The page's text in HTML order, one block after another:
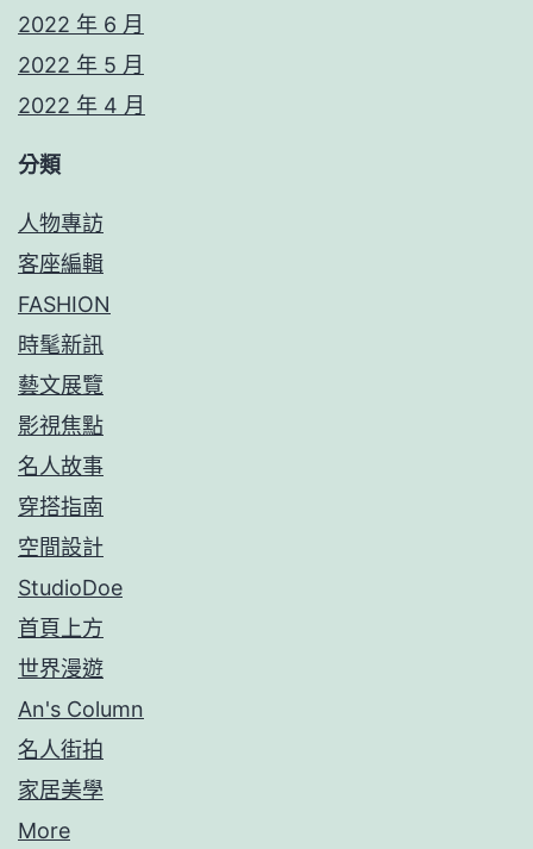
2022 年 6 月
2022 年 5 月
2022 年 4 月
分類
人物專訪
客座編輯
FASHION
時髦新訊
藝文展覽
影視焦點
名人故事
穿搭指南
空間設計
StudioDoe
首頁上方
世界漫遊
An's Column
名人街拍
家居美學
More